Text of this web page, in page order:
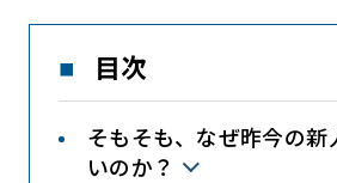
目次
そもそも、なぜ昨今の新
いのか？